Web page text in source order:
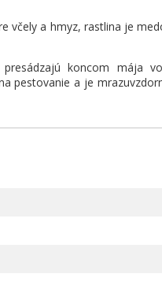
včely a hmyz, rastlina je
koncom mája
pestovanie a je